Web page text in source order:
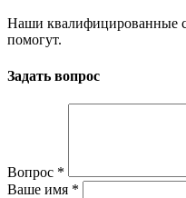
Наши квалифицированные
помогут.
Задать вопрос
Вопрос *
Ваше имя *